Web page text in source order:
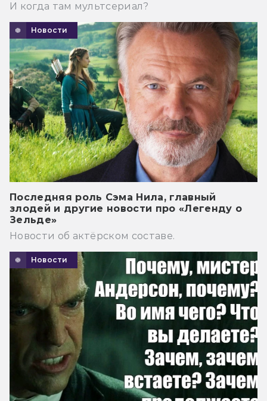
И когда там мультсериал?
Новости
Последняя роль Сэма Нила, главный
злодей и другие новости про «Легенду о
Зельде»
Новости об актёрском составе.
Новости